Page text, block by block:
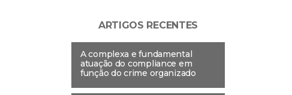
ARTIGOS RECENTES
A complexa e fundamental
atuação do compliance em
função do crime organizado